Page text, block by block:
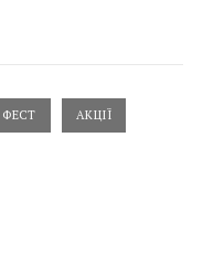
АКЦІЇ